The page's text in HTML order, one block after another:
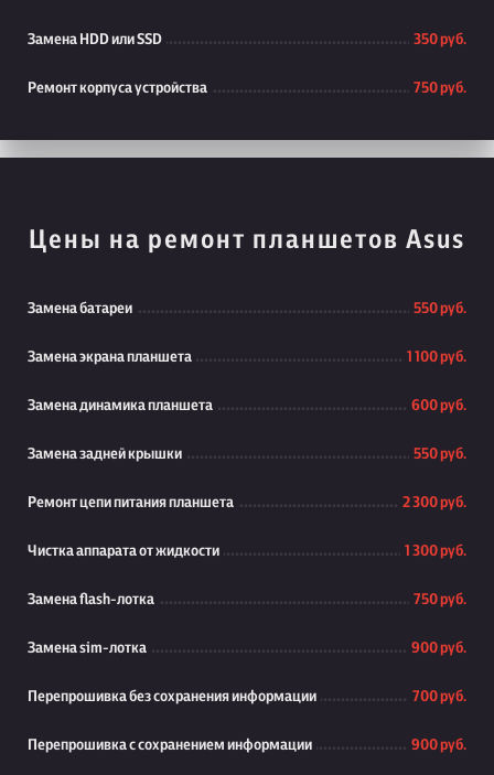
Замена HDD или SSD 350 руб.
Ремонт корпуса устройства 750 руб.
Цены на ремонт планшетов Asus
Замена батареи 550 руб.
Замена экрана планшета 1 100 руб.
Замена динамика планшета 600 руб.
Замена задней крышки 550 руб.
Ремонт цепи питания планшета 2 300 руб.
Чистка аппарата от жидкости 1 300 руб.
Замена flash-лотка 750 руб.
Замена sim-лотка 900 руб.
Перепрошивка без сохранения информации 700 руб.
Перепрошивка с сохранением информации 900 руб.